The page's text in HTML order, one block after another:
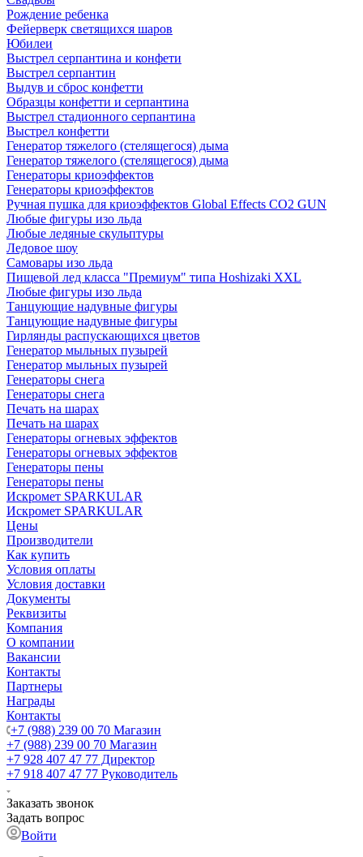
Рождение ребенка
Фейерверк светящихся шаров
Юбилеи
Выстрел серпантина и конфети
Выстрел серпантин
Выдув и сброс конфетти
Образцы конфетти и серпантина
Выстрел стадионного серпантина
Выстрел конфетти
Генератор тяжелого (стелящегося) дыма
Генератор тяжелого (стелящегося) дыма
Генераторы криоэффектов
Генераторы криоэффектов
Ручная пушка для криоэффектов Global Effects CO2 GUN
Любые фигуры изо льда
Любые ледяные скульптуры
Ледовое шоу
Самовары изо льда
Пищевой лед класса "Премиум" типа Hoshizaki XXL
Любые фигуры изо льда
Танцующие надувные фигуры
Танцующие надувные фигуры
Гирлянды распускающихся цветов
Генератор мыльных пузырей
Генератор мыльных пузырей
Генераторы снега
Генераторы снега
Печать на шарах
Печать на шарах
Генераторы огневых эффектов
Генераторы огневых эффектов
Генераторы пены
Генераторы пены
Искромет SPARKULAR
Искромет SPARKULAR
Цены
Производители
Как купить
Условия оплаты
Условия доставки
Документы
Реквизиты
Компания
О компании
Вакансии
Контакты
Партнеры
Награды
Контакты
+7 (988) 239 00 70 Магазин
+7 (988) 239 00 70 Магазин
+7 928 407 47 77 Директор
+7 918 407 47 77 Руководитель
Заказать звонок
Задать вопрос
Войти